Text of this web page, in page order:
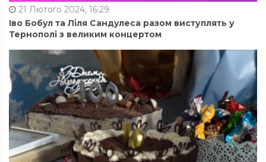
21 Лютого 2024, 16:29
Іво Бобул та Ліля Сандулеса разом виступлять у
Тернополі з великим концертом